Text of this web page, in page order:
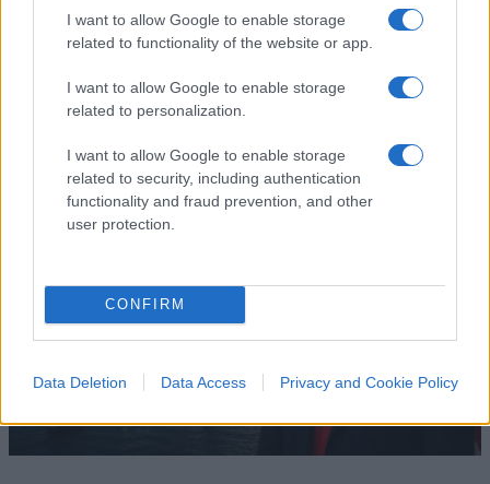
I want to allow Google to enable storage
related to functionality of the website or app.
I want to allow Google to enable storage
related to personalization.
I want to allow Google to enable storage
related to security, including authentication
functionality and fraud prevention, and other
user protection.
CONFIRM
Data Deletion Data Access Privacy and Cookie Policy
Un accordo che salvi la faccia agli iraniani ma di
fatto senza compromettere né lo status di
che Teheran si sta piegando
8 Agosto 2026, 5:59
2.2k